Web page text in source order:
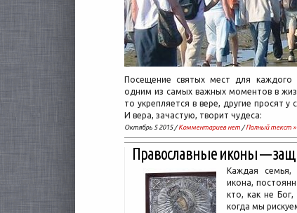
Посещение святых мест для каждого
одним из самых важных моментов в
то укрепляется в вере, другие просят
И вера, зачастую, творит чудеса:
Октябрь 5 2015 /Комментариев нет /Полный текст »
Православные иконы —
Каждая семья,
икона,
кто, как не
когда мы